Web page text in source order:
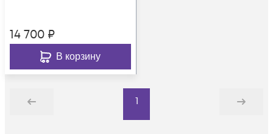
14 700 ₽
В корзину
Назад
1
Дальше